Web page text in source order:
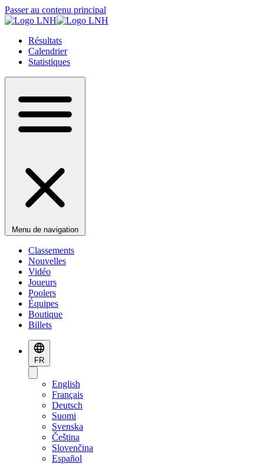
Passer au contenu principal
Résultats
Calendrier
Statistiques
Menu de navigation
Classements
Nouvelles
Vidéo
Joueurs
Poolers
Équipes
Boutique
Billets
FR
English
Français
Deutsch
Suomi
Svenska
Čeština
Slovenčina
Español